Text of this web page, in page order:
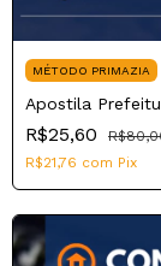
MÉTODO PRIMAZIA
Apostila
R$25,60
R$21,76 com Pix